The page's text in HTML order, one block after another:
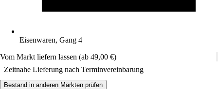
Eisenwaren, Gang 4
Vom Markt liefern lassen (ab 49,00 €)
Zeitnahe Lieferung nach Terminvereinbarung
Bestand in anderen Märkten prüfen